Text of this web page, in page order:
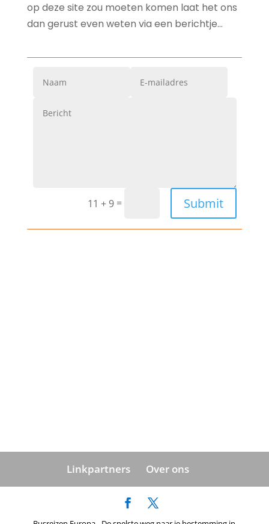
op deze site zou moeten komen laat het ons
dan gerust even weten via een berichtje…
11 + 9 = Submit
Linkpartners Over ons